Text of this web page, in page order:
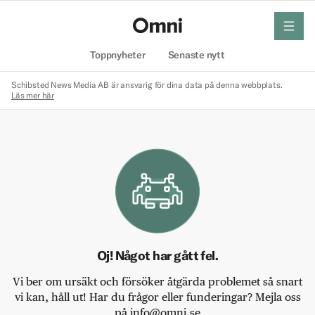
Toppnyheter Senaste nytt
meny
Schibsted News Media AB är ansvarig för dina data på denna webbplats.
Läs mer här
Oj! Något har gått fel.
Vi ber om ursäkt och försöker åtgärda problemet så snart
vi kan, håll ut! Har du frågor eller funderingar? Mejla oss